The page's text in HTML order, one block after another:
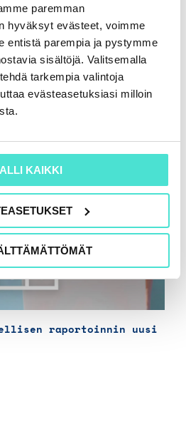
paremman
hyväksyt evästeet, voimme
entistä parempia ja pystymme
sisältöjä. Valitsemalla
tarkempia valintoja
evästeasetuksiasi milloin
KAIKKI
raportoinnin uusi